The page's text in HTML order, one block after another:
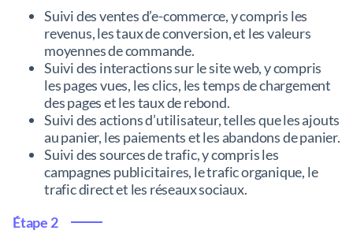
Suivi des ventes d’e-commerce, y compris les
revenus, les taux de conversion, et les valeurs
moyennes de commande.
Suivi des interactions sur le site web, y compris
les pages vues, les clics, les temps de chargement
des pages et les taux de rebond.
Suivi des actions d’utilisateur, telles que les ajouts
au panier, les paiements et les abandons de panier.
Suivi des sources de trafic, y compris les
campagnes publicitaires, le trafic organique, le
trafic direct et les réseaux sociaux.
Étape 2